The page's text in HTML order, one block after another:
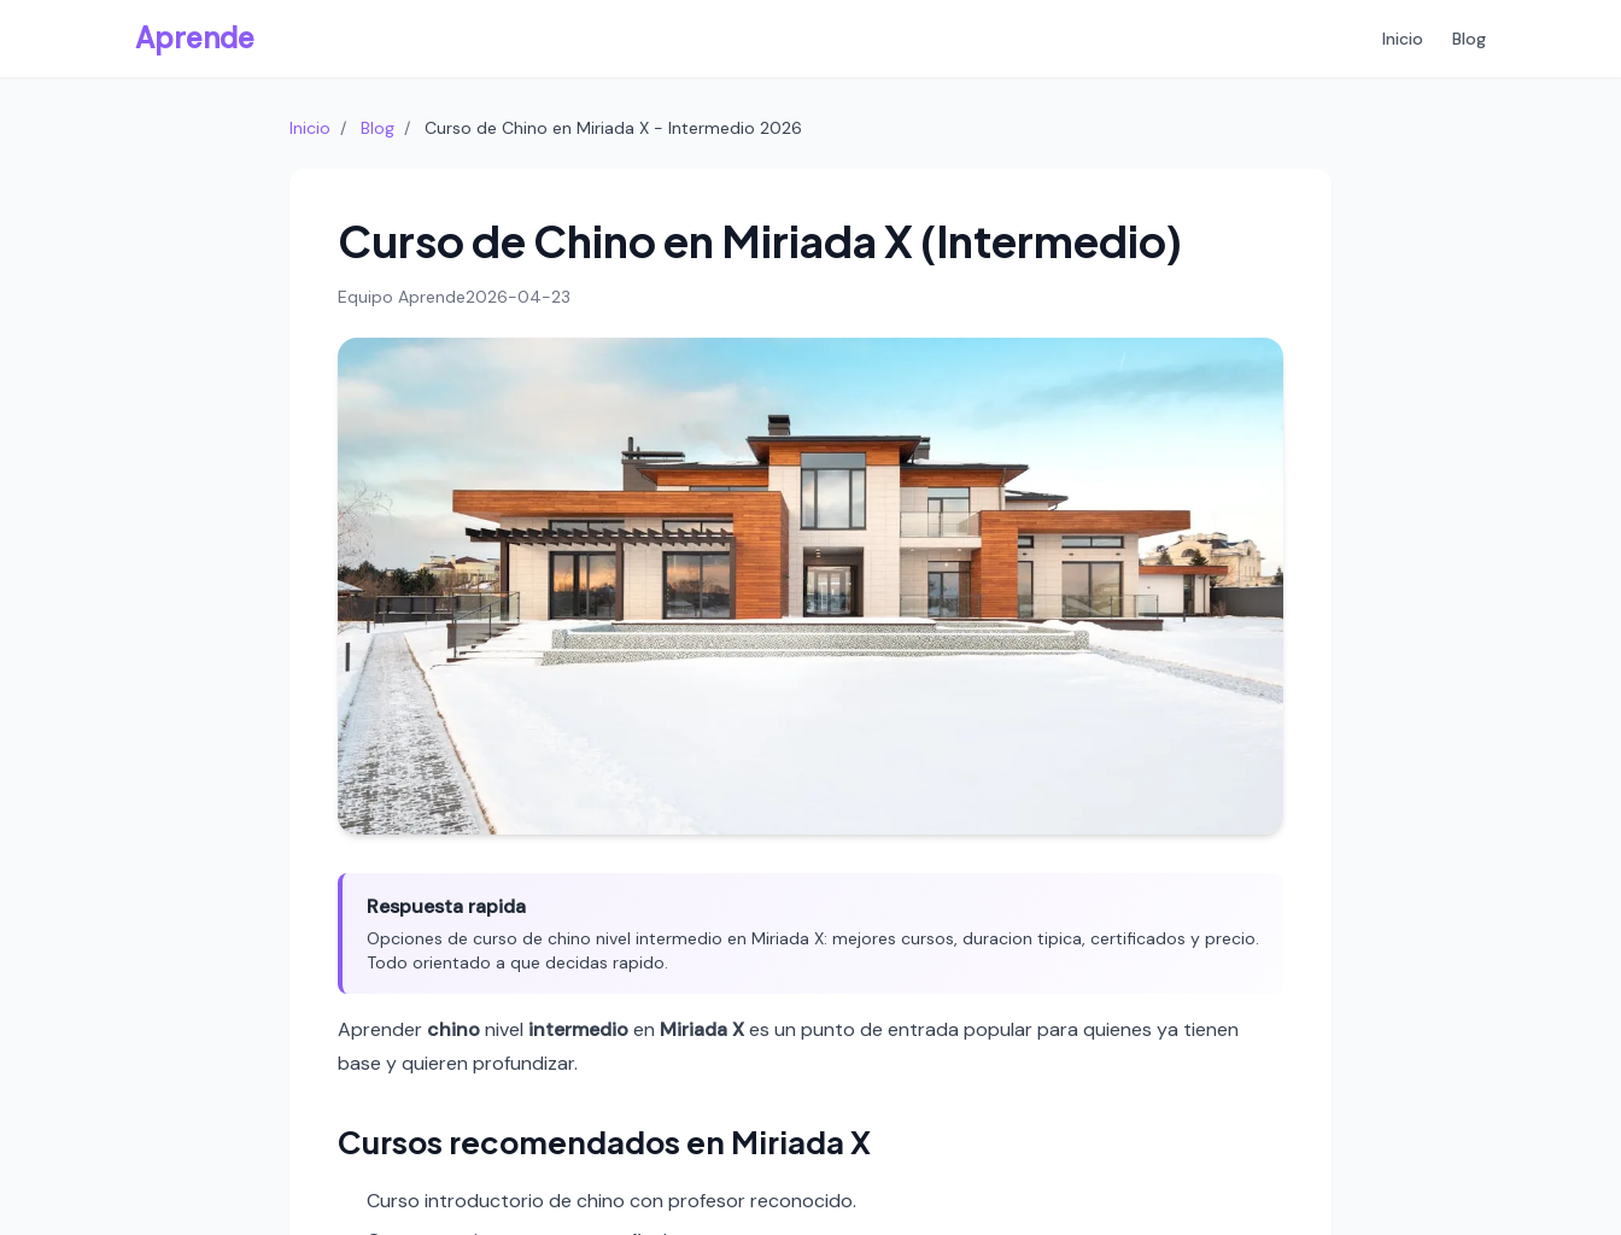
Aprende Inicio Blog
Inicio / Blog / Curso de Chino en Miriada X - Intermedio 2026
Curso de Chino en Miriada X (Intermedio)
Equipo Aprende2026-04-23
Respuesta rapida
Opciones de curso de chino nivel intermedio en Miriada X: mejores cursos, duracion tipica, certificados y precio.
Todo orientado a que decidas rapido.
Aprender chinonivel intermedioen Miriada Xes un punto de entrada popular para quienes ya tienen
base y quieren profundizar.
Cursos recomendados en Miriada X
Curso introductorio de chino con profesor reconocido.